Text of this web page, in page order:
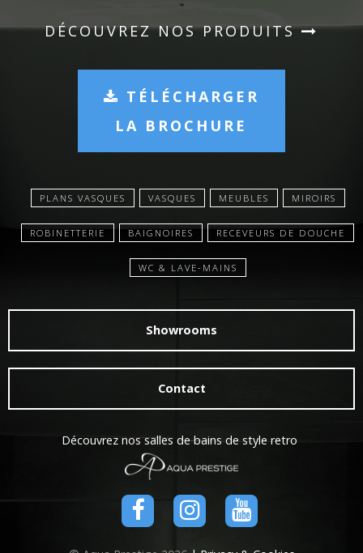
DÉCOUVREZ NOS PRODUITS
TÉLÉCHARGER
LA BROCHURE
PLANS VASQUES VASQUES MEUBLES MIROIRS
ROBINETTERIE BAIGNOIRES RECEVEURS DE DOUCHE
WC & LAVE-MAINS
Showrooms
Contact
Découvrez nos salles de bains de style retro